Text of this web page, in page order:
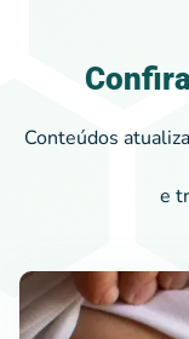
Conteúdos
e